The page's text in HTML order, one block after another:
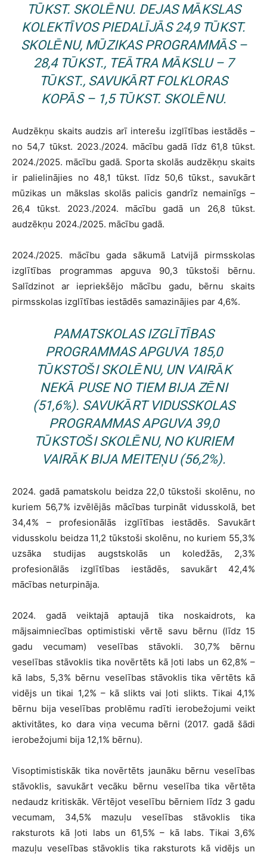
TŪKST. SKOLĒNU. DEJAS MĀKSLAS
KOLEKTĪVOS PIEDALĪJĀS 24,9 TŪKST.
SKOLĒNU, MŪZIKAS PROGRAMMĀS –
28,4 TŪKST., TEĀTRA MĀKSLU – 7
TŪKST., SAVUKĀRT FOLKLORAS
KOPĀS – 1,5 TŪKST. SKOLĒNU.
Audzēkņu skaits audzis arī interešu izglītības iestādēs –
no 54,7 tūkst. 2023./2024. mācību gadā līdz 61,8 tūkst.
2024./2025. mācību gadā. Sporta skolās audzēkņu skaits
ir palielinājies no 48,1 tūkst. līdz 50,6 tūkst., savukārt
mūzikas un mākslas skolās palicis gandrīz nemainīgs –
26,4 tūkst. 2023./2024. mācību gadā un 26,8 tūkst.
audzēkņu 2024./2025. mācību gadā.
2024./2025. mācību gada sākumā Latvijā pirmsskolas
izglītības programmas apguva 90,3 tūkstoši bērnu.
Salīdzinot ar iepriekšējo mācību gadu, bērnu skaits
pirmsskolas izglītības iestādēs samazinājies par 4,6%.
PAMATSKOLAS IZGLĪTĪBAS
PROGRAMMAS APGUVA 185,0
TŪKSTOŠI SKOLĒNU, UN VAIRĀK
NEKĀ PUSE NO TIEM BIJA ZĒNI
(51,6%). SAVUKĀRT VIDUSSKOLAS
PROGRAMMAS APGUVA 39,0
TŪKSTOŠI SKOLĒNU, NO KURIEM
VAIRĀK BIJA MEITEŅU (56,2%).
2024. gadā pamatskolu beidza 22,0 tūkstoši skolēnu, no
kuriem 56,7% izvēlējās mācības turpināt vidusskolā, bet
34,4% – profesionālās izglītības iestādēs. Savukārt
vidusskolu beidza 11,2 tūkstoši skolēnu, no kuriem 55,3%
uzsāka studijas augstskolās un koledžās, 2,3%
profesionālās izglītības iestādēs, savukārt 42,4%
mācības neturpināja.
2024. gadā veiktajā aptaujā tika noskaidrots, ka
mājsaimniecības optimistiski vērtē savu bērnu (līdz 15
gadu vecumam) veselības stāvokli. 30,7% bērnu
veselības stāvoklis tika novērtēts kā ļoti labs un 62,8% –
kā labs, 5,3% bērnu veselības stāvoklis tika vērtēts kā
vidējs un tikai 1,2% – kā slikts vai ļoti slikts. Tikai 4,1%
bērnu bija veselības problēmu radīti ierobežojumi veikt
aktivitātes, ko dara viņa vecuma bērni (2017. gadā šādi
ierobežojumi bija 12,1% bērnu).
Visoptimistiskāk tika novērtēts jaunāku bērnu veselības
stāvoklis, savukārt vecāku bērnu veselība tika vērtēta
nedaudz kritiskāk. Vērtējot veselību bērniem līdz 3 gadu
vecumam, 34,5% mazuļu veselības stāvoklis tika
raksturots kā ļoti labs un 61,5% – kā labs. Tikai 3,6%
mazuļu veselības stāvoklis tika raksturots kā vidējs un